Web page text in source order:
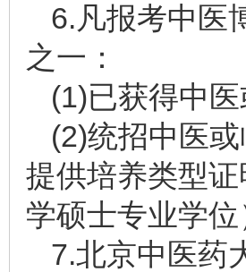
6.凡报考中医
之一：
(1)已获得中
(2)统招中医
提供培养类型
学硕士专业学位
7.北京中医药